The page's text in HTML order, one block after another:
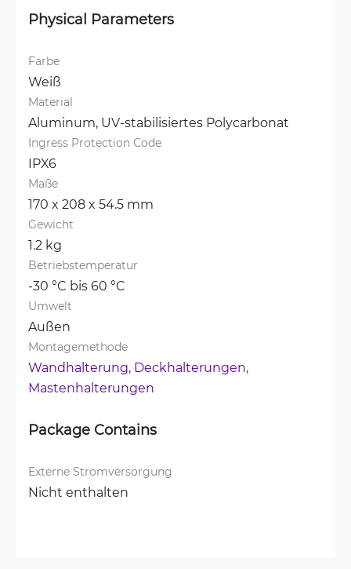
Physical Parameters
Farbe
Weiß
Material
Aluminum, UV-stabilisiertes Polycarbonat
Ingress Protection Code
IPX6
Maße
170 x 208 x 54.5 mm
Gewicht
1.2 kg
Betriebstemperatur
-30 °C bis 60 °C
Umwelt
Außen
Montagemethode
Wandhalterung, Deckhalterungen,
Mastenhalterungen
Package Contains
Externe Stromversorgung
Nicht enthalten